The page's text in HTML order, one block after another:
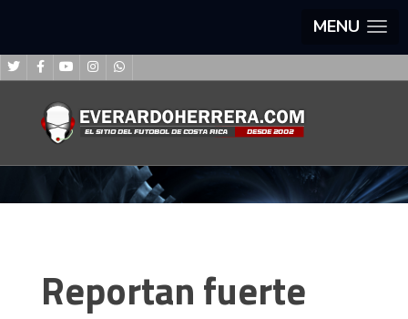
MENU
Reportan fuerte